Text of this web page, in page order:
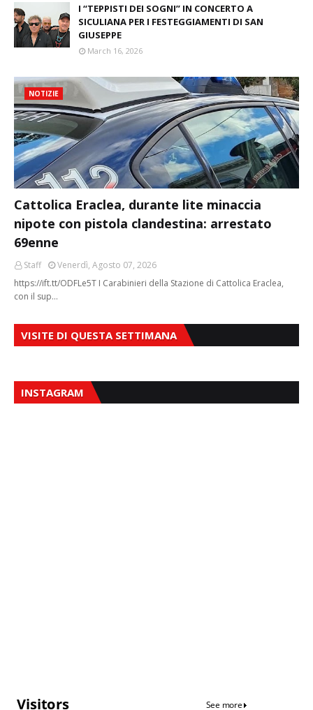
I “TEPPISTI DEI SOGNI” IN CONCERTO A
SICULIANA PER I FESTEGGIAMENTI DI SAN
GIUSEPPE
March 16, 2026
NOTIZIE
Cattolica Eraclea, durante lite minaccia
nipote con pistola clandestina: arrestato
69enne
Staff
Venerdì, Agosto 07, 2026
https://ift.tt/ODFLe5T I Carabinieri della Stazione di Cattolica Eraclea,
con il sup…
VISITE DI QUESTA SETTIMANA
INSTAGRAM